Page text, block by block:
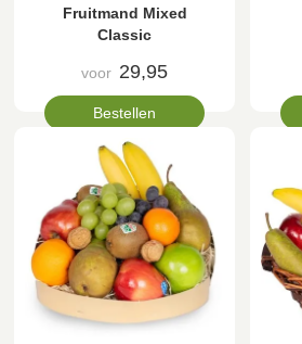
Fruitmand Mixed
Classic
voor 29,95
Bestellen